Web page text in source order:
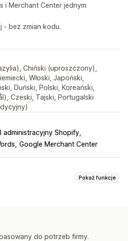
i Merchant Center jednym
- bez zmian kodu.
Chiński (uproszczony),
Włoski, Japoński,
Duński, Polski, Koreański,
Czeski, Tajski, Portugalski
administracyjny Shopify
Google Merchant Center
Pokaż funkcje
Retargetowanie
do potrzeb firmy.